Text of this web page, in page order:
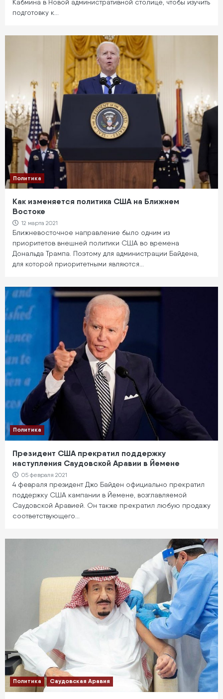
Кабмина в Новой административной столице, чтобы изучить
подготовку к…
Политика
Как изменяется политика США на Ближнем
Востоке
12 марта 2021
Ближневосточное направление было одним из
приоритетов внешней политики США во времена
Дональда Трампа. Поэтому для администрации Байдена,
для которой приоритетными являются…
Политика
Президент США прекратил поддержку
наступления Саудовской Аравии в Йемене
05 февраля 2021
4 февраля президент Джо Байден официально прекратил
поддержку США кампании в Йемене, возглавляемой
Саудовской Аравией. Он также прекратил любую продажу
соответствующего…
Политика Саудовская Аравия